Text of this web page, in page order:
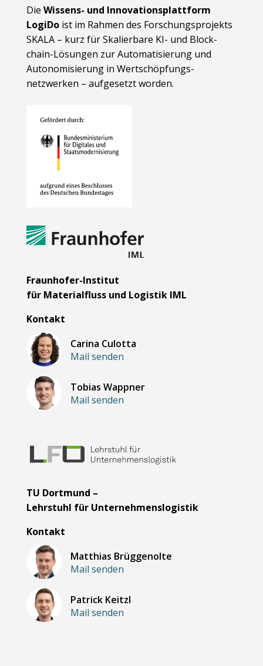
Die Wissens- und Innovationsplattform
LogiDoist im Rahmen des Forschungsprojekts
SKALA – kurz für Skalierbare KI- und Block­
chain-Lösungen zur Automatisierung und
Autonomisierung in Wert­schöpfungs­
netzwerken – aufgesetzt worden.
Fraunhofer-Institut
für Materialfluss und Logistik IML
Kontakt
Carina Culotta
Mail senden
Tobias Wappner
Mail senden
TU Dortmund –
Lehrstuhl für Unternehmenslogistik
Kontakt
Matthias Brüggenolte
Mail senden
Patrick Keitzl
Mail senden